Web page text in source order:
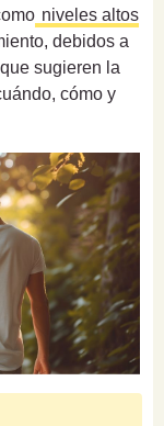
niveles altos
debidos a
sugieren la
cómo y